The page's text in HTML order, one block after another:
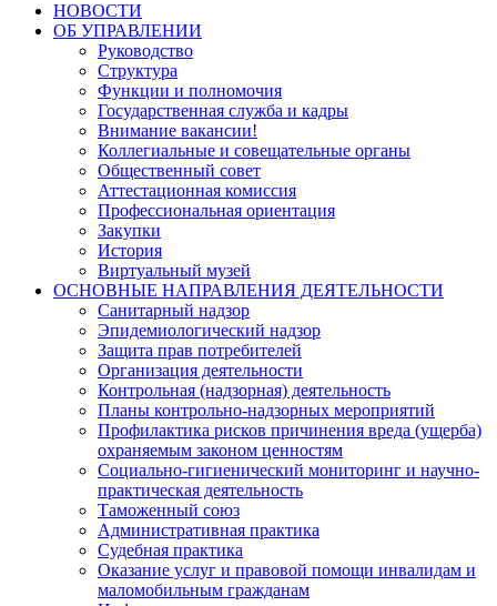
НОВОСТИ
ОБ УПРАВЛЕНИИ
Руководство
Структура
Функции и полномочия
Государственная служба и кадры
Внимание вакансии!
Коллегиальные и совещательные органы
Общественный совет
Аттестационная комиссия
Профессиональная ориентация
Закупки
История
Виртуальный музей
ОСНОВНЫЕ НАПРАВЛЕНИЯ ДЕЯТЕЛЬНОСТИ
Санитарный надзор
Эпидемиологический надзор
Защита прав потребителей
Организация деятельности
Контрольная (надзорная) деятельность
Планы контрольно-надзорных мероприятий
Профилактика рисков причинения вреда (ущерба)
охраняемым законом ценностям
Социально-гигиенический мониторинг и научно-
практическая деятельность
Таможенный союз
Административная практика
Судебная практика
Оказание услуг и правовой помощи инвалидам и
маломобильным гражданам